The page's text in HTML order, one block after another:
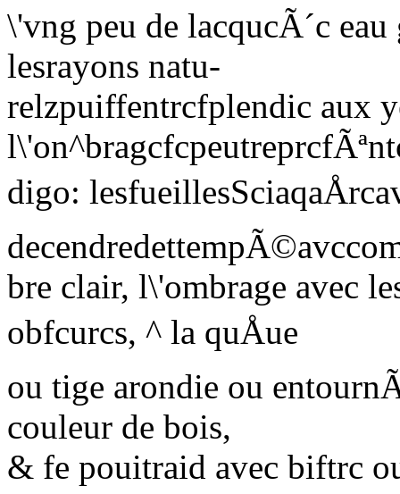
\'vng peu de lacqucÃ´c
lesrayons natu-
relzpuiffentrcfplendic aux
digo:
bre clair, l\'ombrage avec
obfcurcs, ^ la quÅue
ou tige arondie ou
couleur de bois,
& fe pouitraid avec biftrc